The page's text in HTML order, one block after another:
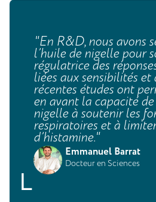
"En R&D, nous avons
l’huile de nigelle pour
régulatrice des
liées aux sensibilités et
récentes études ont
en avant la capacité
nigelle à soutenir les
respiratoires et à
d’histamine."
Emmanuel Barrat
Docteur en Sciences